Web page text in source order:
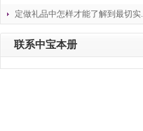
定做礼品中怎样才能了解到最切实.
联系中宝本册